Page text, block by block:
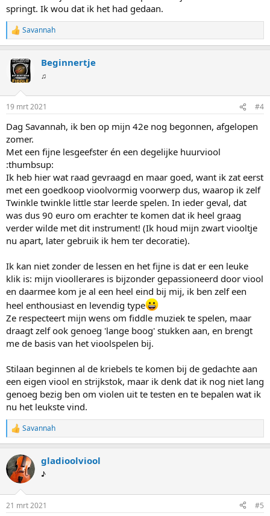
springt. Ik wou dat ik het had gedaan.
W
a
r
d
e
n
e
n
:
Savannah
Beginnertje
♫
19 mrt 2021 #4
Dag Savannah, ik ben op mijn 42e nog begonnen, afgelopen
zomer.
Met een fijne lesgeefster én een degelijke huurviool
:thumbsup:
Ik heb hier wat raad gevraagd en maar goed, want ik zat eerst
met een goedkoop vioolvormig voorwerp dus, waarop ik zelf
Twinkle twinkle little star leerde spelen. In ieder geval, dat
was dus 90 euro om erachter te komen dat ik heel graag
verder wilde met dit instrument! (Ik houd mijn zwart viooltje
nu apart, later gebruik ik hem ter decoratie).
Ik kan niet zonder de lessen en het fijne is dat er een leuke
klik is: mijn vioollerares is bijzonder gepassioneerd door viool
en daarmee kom je al een heel eind bij mij, ik ben zelf een
heel enthousiast en levendig type
Ze respecteert mijn wens om fiddle muziek te spelen, maar
draagt zelf ook genoeg 'lange boog' stukken aan, en brengt
me de basis van het vioolspelen bij.
Stilaan beginnen al de kriebels te komen bij de gedachte aan
een eigen viool en strijkstok, maar ik denk dat ik nog niet lang
genoeg bezig ben om violen uit te testen en te bepalen wat ik
nu het leukste vind.
W
a
r
d
e
n
Savannah
gladioolviool
♪
21 mrt 2021 #5